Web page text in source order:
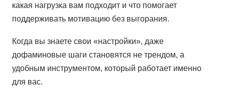
какая нагрузка вам подходит и что помогает
поддерживать мотивацию без выгорания.
Когда вы знаете свои «настройки», даже
дофаминовые шаги становятся не трендом, а
удобным инструментом, который работает именно
для вас.